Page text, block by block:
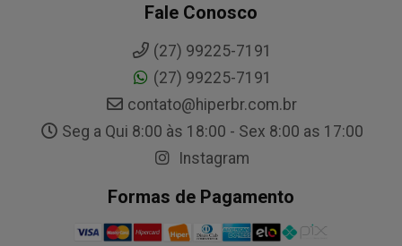
Fale Conosco
(27) 99225-7191
(27) 99225-7191
contato@hiperbr.com.br
Seg a Qui 8:00 às 18:00 - Sex 8:00 as 17:00
Instagram
Formas de Pagamento